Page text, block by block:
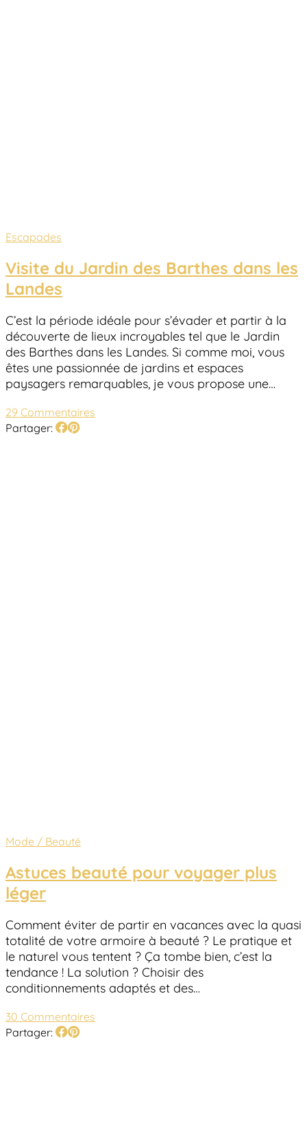
Escapades
Visite du Jardin des Barthes dans les
Landes
C’est la période idéale pour s’évader et partir à la
découverte de lieux incroyables tel que le Jardin
des Barthes dans les Landes. Si comme moi, vous
êtes une passionnée de jardins et espaces
paysagers remarquables, je vous propose une…
29 Commentaires
Partager:
Mode / Beauté
Astuces beauté pour voyager plus
léger
Comment éviter de partir en vacances avec la quasi
totalité de votre armoire à beauté ? Le pratique et
le naturel vous tentent ? Ça tombe bien, c’est la
tendance ! La solution ? Choisir des
conditionnements adaptés et des…
30 Commentaires
Partager: